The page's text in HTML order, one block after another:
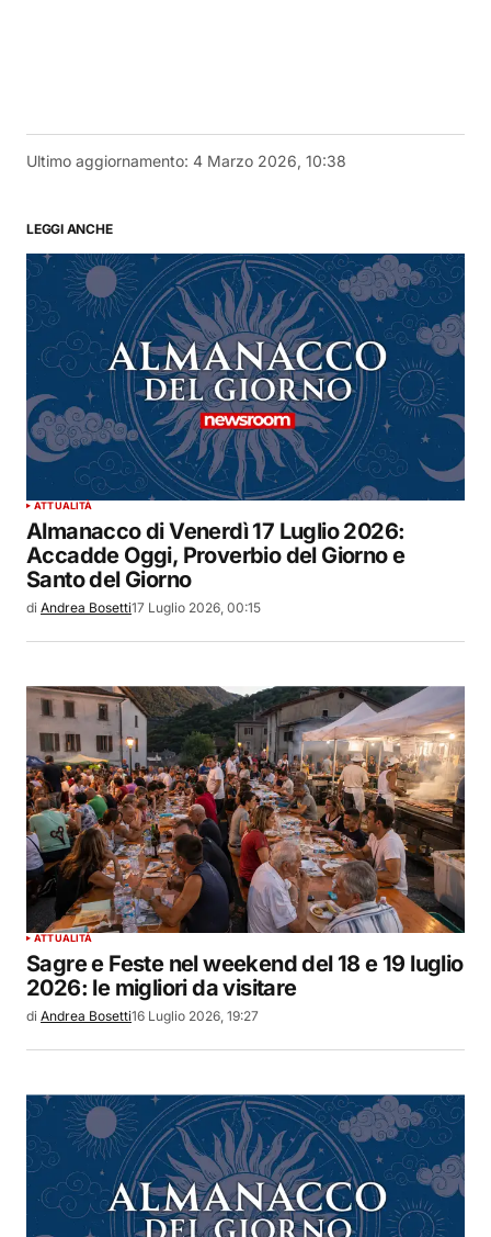
Ultimo aggiornamento: 4 Marzo 2026, 10:38
LEGGI ANCHE
ATTUALITÀ
Almanacco di Venerdì 17 Luglio 2026:
Accadde Oggi, Proverbio del Giorno e
Santo del Giorno
di Andrea Bosetti17 Luglio 2026, 00:15
ATTUALITÀ
Sagre e Feste nel weekend del 18 e 19 luglio
2026: le migliori da visitare
di Andrea Bosetti16 Luglio 2026, 19:27